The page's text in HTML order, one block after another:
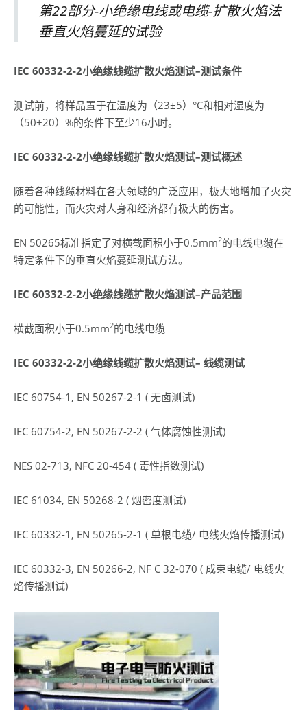
第22部分-小绝缘电线或电缆-扩散火焰法
垂直火焰蔓延的试验
IEC 60332-2-2小绝缘线缆扩散火焰测试–测试条件
测试前，将样品置于在温度为（23±5）°C和相对湿度为
（50±20）%的条件下至少16小时。
IEC 60332-2-2小绝缘线缆扩散火焰测试–测试概述
随着各种线缆材料在各大领域的广泛应用，极大地增加了火灾
的可能性，而火灾对人身和经济都有极大的伤害。
EN 50265标准指定了对横截面积小于0.5mm2的电线电缆在
特定条件下的垂直火焰蔓延测试方法。
IEC 60332-2-2小绝缘线缆扩散火焰测试–产品范围
横截面积小于0.5mm2的电线电缆
IEC 60332-2-2小绝缘线缆扩散火焰测试– 线缆测试
IEC 60754-1, EN 50267-2-1 ( 无卤测试)
IEC 60754-2, EN 50267-2-2 ( 气体腐蚀性测试)
NES 02-713, NFC 20-454 ( 毒性指数测试)
IEC 61034, EN 50268-2 ( 烟密度测试)
IEC 60332-1, EN 50265-2-1 ( 单根电缆/ 电线火焰传播测试)
IEC 60332-3, EN 50266-2, NF C 32-070 ( 成束电缆/ 电线火
焰传播测试)